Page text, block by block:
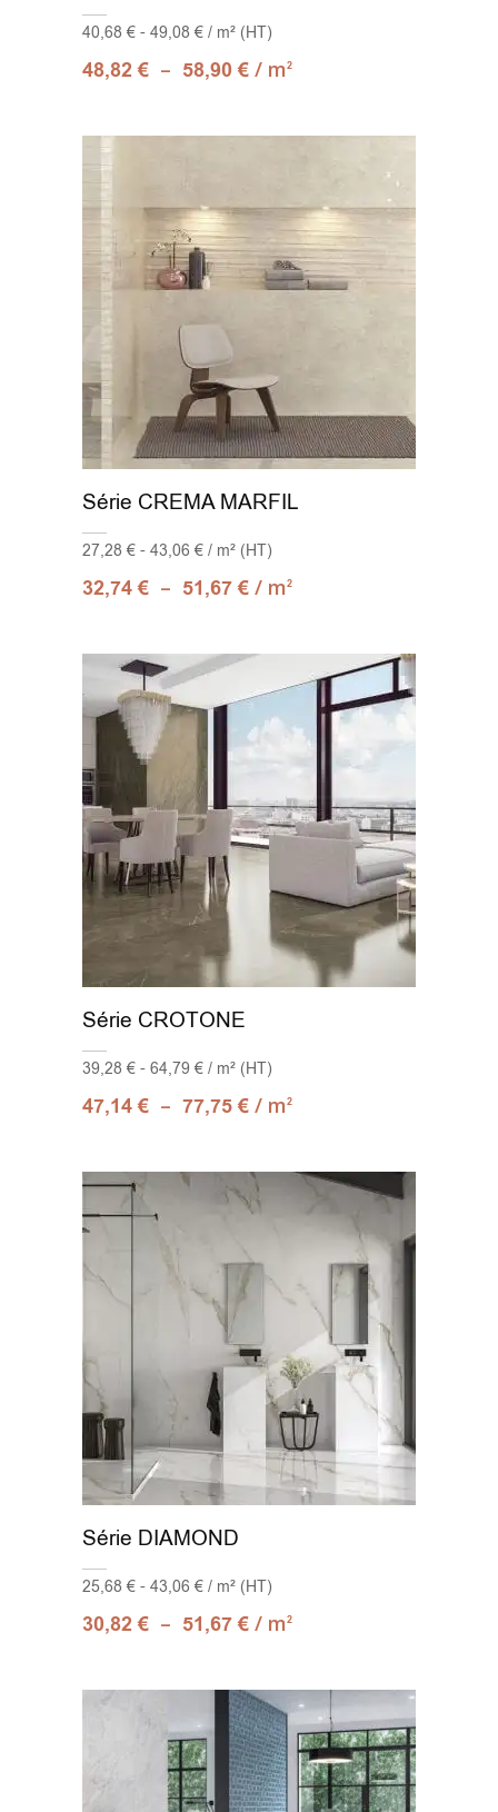
40,68 € - 49,08 € / m² (HT)
48,82€ – 58,90€ / m2
Série CREMA MARFIL
27,28 € - 43,06 € / m² (HT)
32,74€ – 51,67€ / m2
Série CROTONE
39,28 € - 64,79 € / m² (HT)
47,14€ – 77,75€ / m2
Série DIAMOND
25,68 € - 43,06 € / m² (HT)
30,82€ – 51,67€ / m2